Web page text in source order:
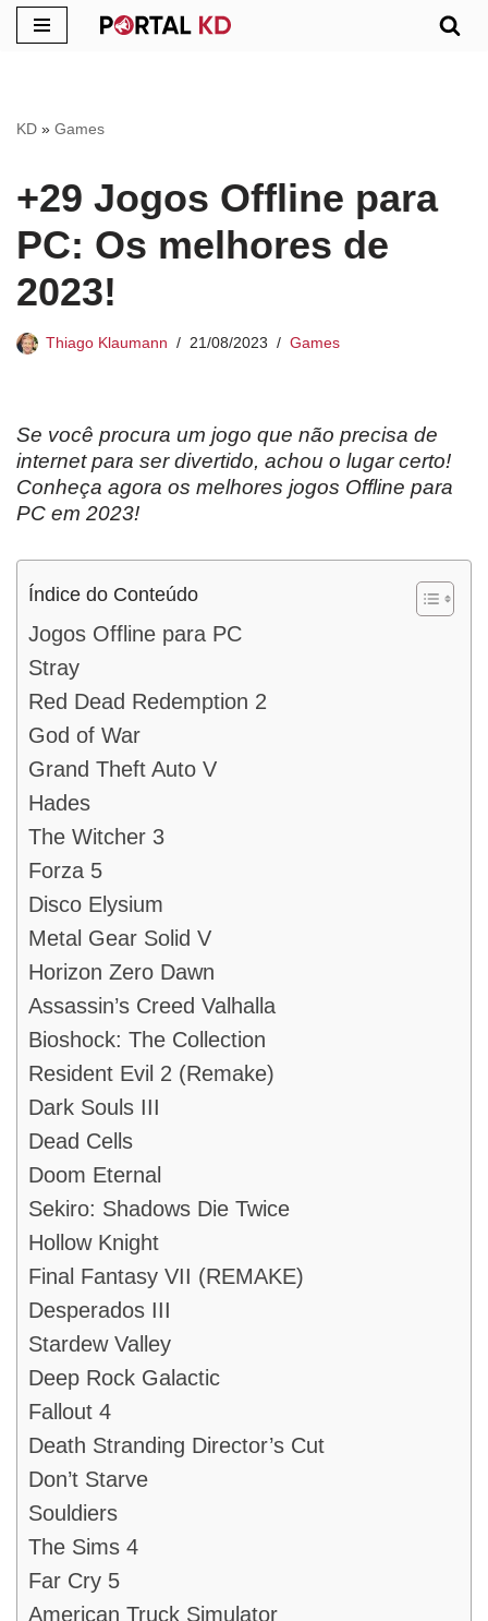
conteúdo
KD » Games
+29 Jogos Offline para
PC: Os melhores de
2023!
Thiago Klaumann 21/08/2023 Games
Se você procura um jogo que não precisa de
internet para ser divertido, achou o lugar certo!
Conheça agora os melhores jogos Offline para
PC em 2023!
Índice do Conteúdo
Jogos Offline para PC
Stray
Red Dead Redemption 2
God of War
Grand Theft Auto V
Hades
The Witcher 3
Forza 5
Disco Elysium
Metal Gear Solid V
Horizon Zero Dawn
Assassin’s Creed Valhalla
Bioshock: The Collection
Resident Evil 2 (Remake)
Dark Souls III
Dead Cells
Doom Eternal
Sekiro: Shadows Die Twice
Hollow Knight
Final Fantasy VII (REMAKE)
Desperados III
Stardew Valley
Deep Rock Galactic
Fallout 4
Death Stranding Director’s Cut
Don’t Starve
Souldiers
The Sims 4
Far Cry 5
American Truck Simulator